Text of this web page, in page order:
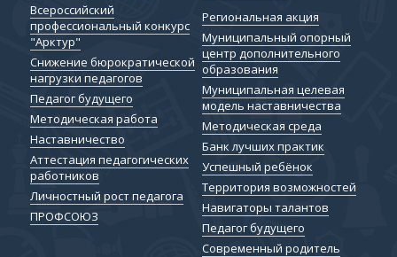
Всероссийский
профессиональный конкурс
"Арктур"
Снижение бюрократической
нагрузки педагогов
Педагог будущего
Методическая работа
Наставничество
Аттестация педагогических
работников
Личностный рост педагога
ПРОФСОЮЗ
Региональная акция
Муниципальный опорный
центр дополнительного
образования
Муниципальная целевая
модель наставничества
Методическая среда
Банк лучших практик
Успешный ребёнок
Территория возможностей
Навигаторы талантов
Педагог будущего
Современный родитель